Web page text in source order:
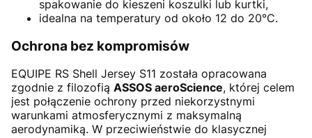
spakowanie do kieszeni koszulki lub kurtki,
idealna na temperatury od około 12 do 20°C.
Ochrona bez kompromisów
EQUIPE RS Shell Jersey S11 została opracowana
zgodnie z filozofią ASSOS aeroScience, której celem
jest połączenie ochrony przed niekorzystnymi
warunkami atmosferycznymi z maksymalną
aerodynamiką. W przeciwieństwie do klasycznej